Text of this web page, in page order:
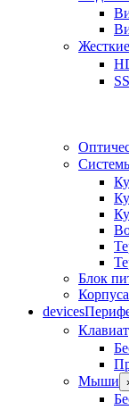
Блок
Корпуса
devices
Мыши ›